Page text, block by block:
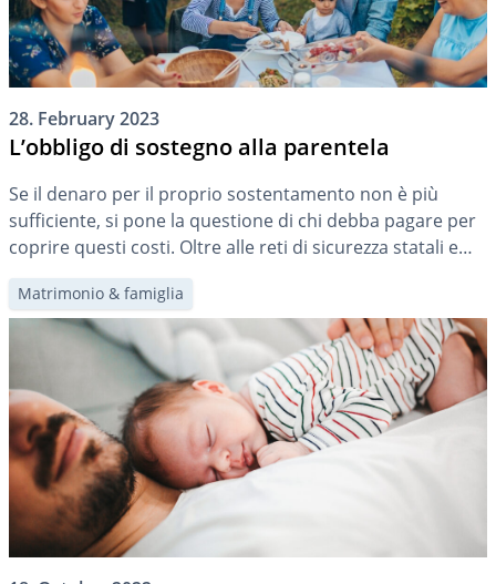
28. February 2023
L’obbligo di sostegno alla parentela
Se il denaro per il proprio sostentamento non è più
sufficiente, si pone la questione di chi debba pagare per
coprire questi costi. Oltre alle reti di sicurezza statali e
alle richieste di manutenzione, possono essere obbligati
anche i parenti, se necessario.
Matrimonio & famiglia